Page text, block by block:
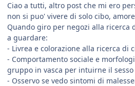
Ciao a tutti, altro post che mi ero
non si puo' vivere di solo cibo,
Quando giro per negozi alla ricerca
a guardare:
- Livrea e colorazione alla ricerca di
- Comportamento sociale e
gruppo in vasca per intuirne il sesso
- Osservo se vedo sintomi di